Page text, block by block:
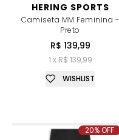
HERING SPORTS
Camiseta MM Feminina -
Preto
R$ 139,99
1 x R$ 139,99
WISHLIST
20% OFF